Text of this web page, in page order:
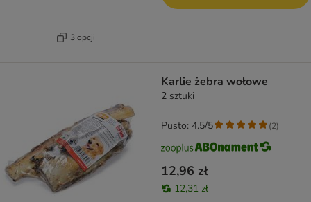
3 opcji
Karlie żebra wołowe
2 sztuki
12,96 zł
12,31 zł
Pusto: 4.5/5 (2)